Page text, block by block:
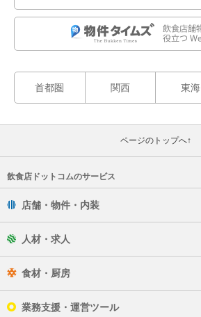
首都圏 関西 東海
ページのトップへ↑
飲食店ドットコムのサービス
店舗・物件・内装
人材・求人
食材・厨房
業務支援・運営ツール